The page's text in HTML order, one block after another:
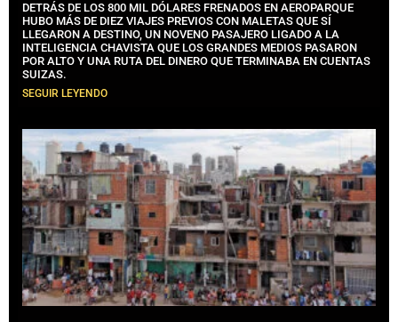
DETRÁS DE LOS 800 MIL DÓLARES FRENADOS EN AEROPARQUE
HUBO MÁS DE DIEZ VIAJES PREVIOS CON MALETAS QUE SÍ
LLEGARON A DESTINO, UN NOVENO PASAJERO LIGADO A LA
INTELIGENCIA CHAVISTA QUE LOS GRANDES MEDIOS PASARON
POR ALTO Y UNA RUTA DEL DINERO QUE TERMINABA EN CUENTAS
SUIZAS.
SEGUIR LEYENDO